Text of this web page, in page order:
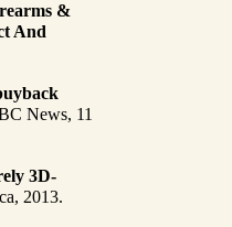
&
And
News, 11
3D-
2013.